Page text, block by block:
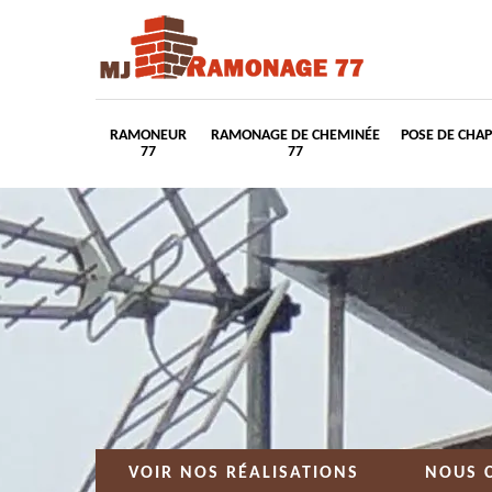
RAMONEUR
77
RAMONAGE DE CHEMINÉE
77
POSE DE
VOIR NOS RÉALISATIONS NOUS